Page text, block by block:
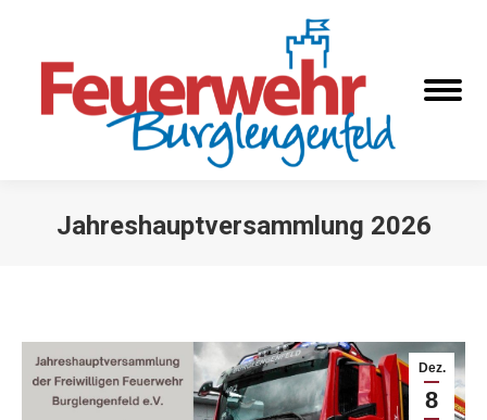
Jahreshauptversammlung 2026
Dez.
8